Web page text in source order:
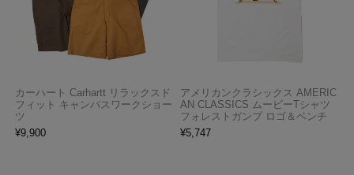
カーハート Carhartt リラックスド
フィット キャンバスワークショー
ツ
¥9,900
アメリカンクラシックス AMERIC
AN CLASSICS ムービーTシャツ
フォレストガンプ ロゴ＆ベンチ
¥5,747